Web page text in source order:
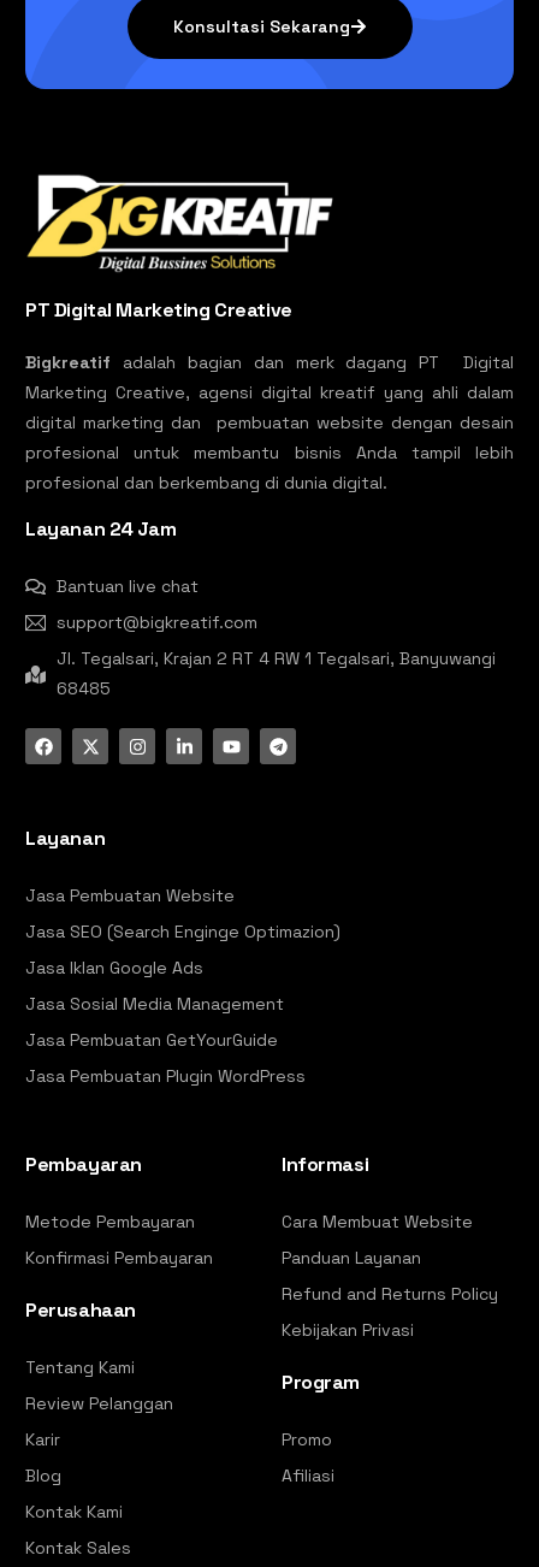
Konsultasi Sekarang
PT Digital Marketing Creative
Bigkreatif adalah bagian dan merk dagang PT Digital
Marketing Creative, agensi digital kreatif yang ahli dalam
digital marketing dan pembuatan website dengan desain
profesional untuk membantu bisnis Anda tampil lebih
profesional dan berkembang di dunia digital.
Layanan 24 Jam
Bantuan live chat
support@bigkreatif.com
Jl. Tegalsari, Krajan 2 RT 4 RW 1 Tegalsari, Banyuwangi
68485
Layanan
Jasa Pembuatan Website
Jasa SEO (Search Enginge Optimazion)
Jasa Iklan Google Ads
Jasa Sosial Media Management
Jasa Pembuatan GetYourGuide
Jasa Pembuatan Plugin WordPress
Pembayaran
Metode Pembayaran
Konfirmasi Pembayaran
Perusahaan
Tentang Kami
Review Pelanggan
Karir
Blog
Kontak Kami
Kontak Sales
Informasi
Cara Membuat Website
Panduan Layanan
Refund and Returns Policy
Kebijakan Privasi
Program
Promo
Afiliasi